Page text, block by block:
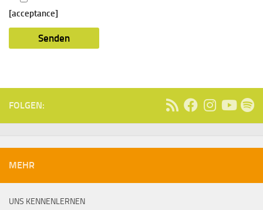
[acceptance]
FOLGEN:
MEHR
UNS KENNENLERNEN